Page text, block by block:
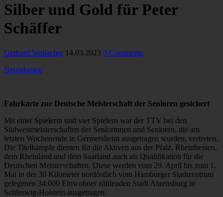
Silber und Gold für Peter
Schäffer
Gerhard Weilacher 14.03.2023 0 Comments
Neuigkeiten
Fahrkarte zur Deutsche Meisterschaft der Senioren gesichert
Mit einer Spielerin und vier Spielern war der TTV bei den
Südwestmeisterschaften der Seniorinnen und Senioren, die am
letzten Wochenende in Germersheim ausgetragen wurden, vertreten.
Die Titelkämpfe dienten für die Aktiven aus der Pfalz, Rheinhessen,
dem Rheinland und dem Saarland auch als Qualifikation für die
Deutschen Meisterschaften. Diese werden vom 29. April bis zum 1.
Mai in der 30 Kilometer nordöstlich vom Hamburger Stadtzentrum
gelegenen 34.000 Einwohner zählenden Stadt Ahrensburg in
Schleswig-Holstein ausgetragen.